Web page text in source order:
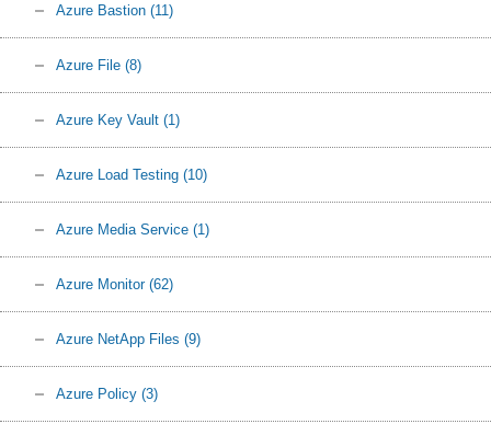
Azure Bastion (11)
Azure File (8)
Azure Key Vault (1)
Azure Load Testing (10)
Azure Media Service (1)
Azure Monitor (62)
Azure NetApp Files (9)
Azure Policy (3)